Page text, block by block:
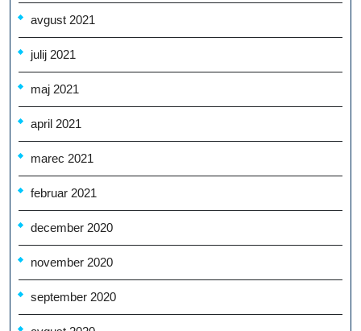
avgust 2021
julij 2021
maj 2021
april 2021
marec 2021
februar 2021
december 2020
november 2020
september 2020